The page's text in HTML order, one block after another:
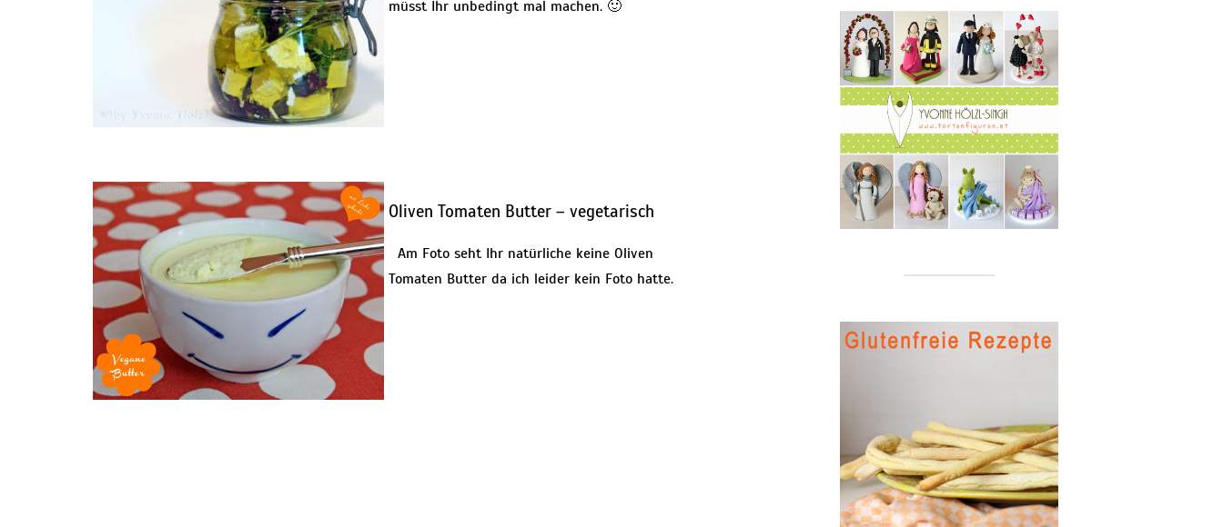
müsst Ihr unbedingt mal machen. 🙂
Oliven Tomaten Butter – vegetarisch
Am Foto seht Ihr natürliche keine Oliven
Tomaten Butter da ich leider kein Foto hatte.